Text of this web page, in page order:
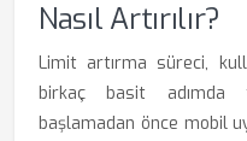
Nasıl Artırılır?
Limit artırma süreci,
birkaç basit adımda
başlamadan önce mobil